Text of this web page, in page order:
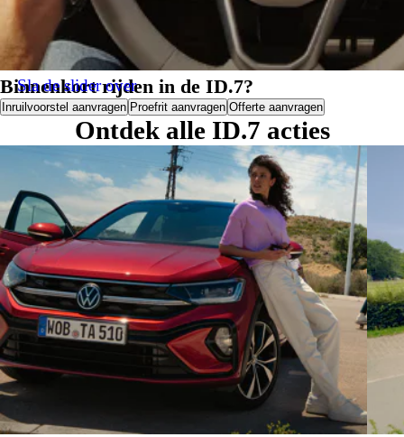
Binnenkort rijden in de ID.7?
Inruilvoorstel aanvragen Proefrit aanvragen Offerte aanvragen
Ontdek alle ID.7 acties
Sla de slider over